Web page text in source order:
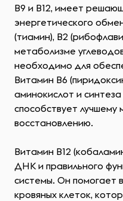
B9 и B12, имеет
энергетического
(тиамин), B2
метаболизме
необходимо для
Витамин B6
аминокислот и
способствует
восстановлению.
Витамин B12
ДНК и правильного
системы. Он помогает
кровяных клеток,